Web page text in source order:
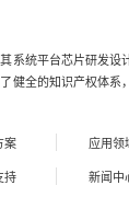
系统平台芯片研发设
健全的知识产权体系
案 应用领
持 新闻中